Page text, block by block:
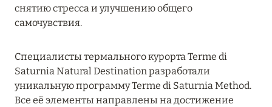
ЗАБРОНИРУЙТЕ FOUR SEASONS RESORT
DUBAI AT JUMEIRAH BEACH ПО ЛУЧШИМ
ЦЕНАМ
снятию стресса и улучшению общего
самочувствия.
Специалисты термального курорта Terme di
Saturnia Natural Destination разработали
уникальную программу Terme di Saturnia Method.
Все её элементы направлены на достижение